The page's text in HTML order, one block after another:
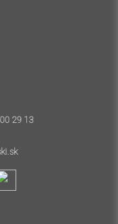
29 13